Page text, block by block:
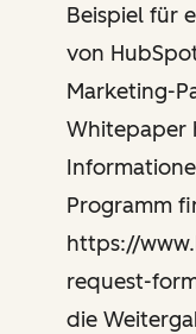
Beispiel für
von
Marketing-
Whitepaper
Programm
https://
request-
die